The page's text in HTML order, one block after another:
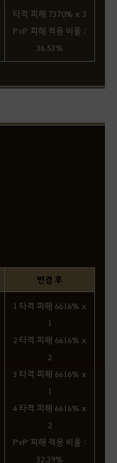
타격 피해 7370% x 3
PvP 피해 적용 비율 :
36.53%
변경 후
1 타격 피해 6616% x
1
2 타격 피해 6616% x
2
3 타격 피해 6616% x
1
4 타격 피해 6616% x
2
PvP 피해 적용 비율 :
32.39%